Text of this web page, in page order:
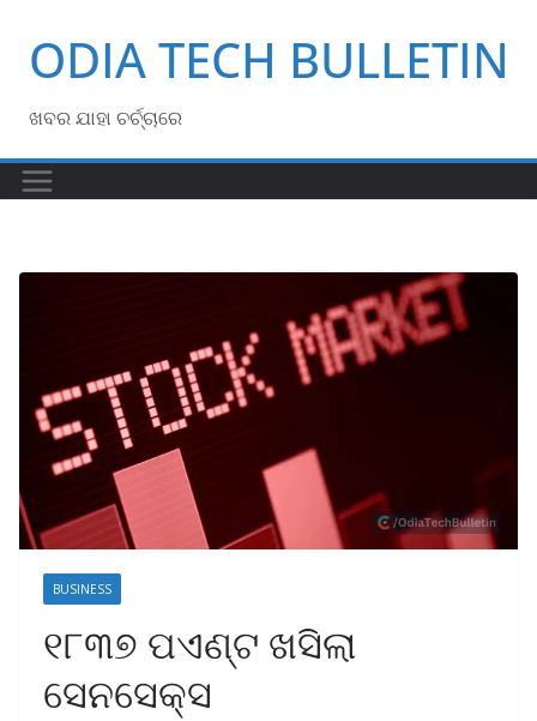
contentODIA TECH BULLETIN
ଖବର ଯାହା ଚର୍ଚ୍ଚାରେ
BUSINESS
୧୮୩୭ ପଏଣ୍ଟ ଖସିଲା
ସେନସେକ୍ସ